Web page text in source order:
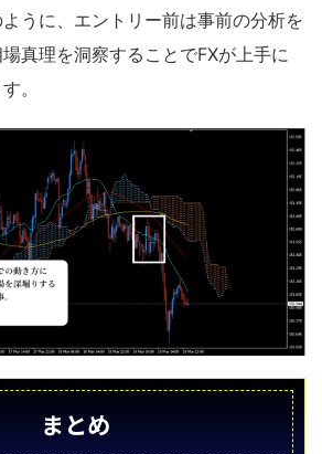
うに、エントリー前は事前の分析を
真理を洞察することでFXが上手に
。
まとめ